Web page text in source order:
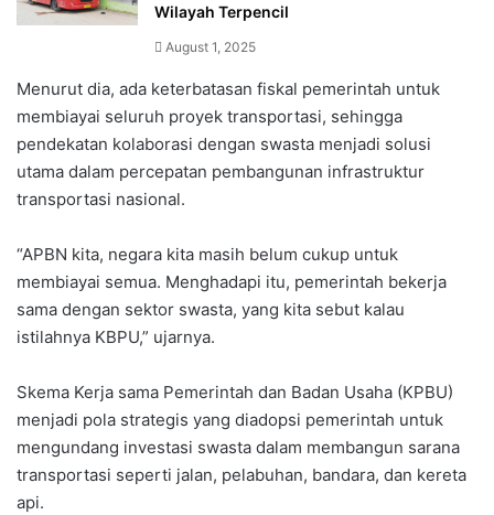
Wilayah Terpencil
August 1, 2025
Menurut dia, ada keterbatasan fiskal pemerintah untuk
membiayai seluruh proyek transportasi, sehingga
pendekatan kolaborasi dengan swasta menjadi solusi
utama dalam percepatan pembangunan infrastruktur
transportasi nasional.
“APBN kita, negara kita masih belum cukup untuk
membiayai semua. Menghadapi itu, pemerintah bekerja
sama dengan sektor swasta, yang kita sebut kalau
istilahnya KBPU,” ujarnya.
Skema Kerja sama Pemerintah dan Badan Usaha (KPBU)
menjadi pola strategis yang diadopsi pemerintah untuk
mengundang investasi swasta dalam membangun sarana
transportasi seperti jalan, pelabuhan, bandara, dan kereta
api.